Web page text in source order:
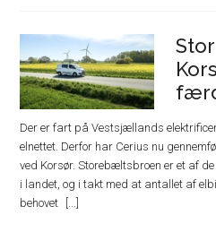
Der er fart på Vestsjællands
elnettet. Derfor har Cerius nu
ved Korsør. Storebæltsbroen er et af
i landet, og i takt med at antallet af
behovet